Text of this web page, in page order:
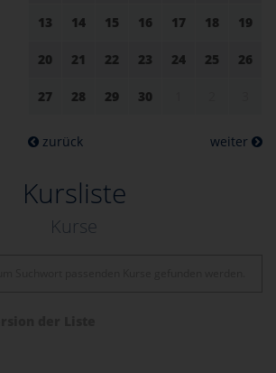
13 14 15 16 17 18 19
20 21 22 23 24 25 26
27 28 29 30
zurück weiter
Kursliste
Kurse